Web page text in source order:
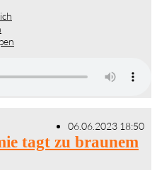
06.06.2023 18:50
tagt zu braunem